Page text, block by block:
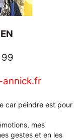
car peindre est pour
mes
gestes et en les